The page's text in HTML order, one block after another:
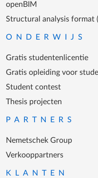
openBIM
Structural analysis format
ONDERWIJS
Gratis studentenlicentie
Gratis opleiding voor
Student contest
Thesis projecten
PARTNERS
Nemetschek Group
Verkooppartners
KLANTEN